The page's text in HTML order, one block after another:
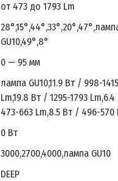
от 473 до 1793 Lm
28°15°,44°,33°,20°,47°,
GU10,49°,8°
0 — 95 мм
лампа GU10,11.9 Вт / 998-1415
Lm19.8 Вт / 1295-1793 Lm,6.4
473-663 Lm,8.5 Вт / 496-570
0 Вт
3000,2700,4000,лампа GU10
DEEP